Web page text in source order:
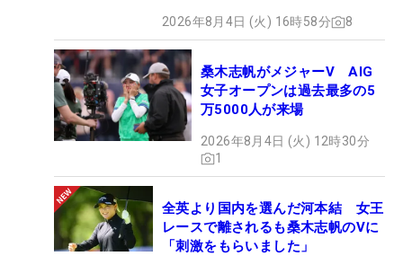
2026年8月4日 (火) 16時58分 8
桑木志帆がメジャーV AIG
女子オープンは過去最多の5
万5000人が来場
2026年8月4日 (火) 12時30分
1
全英より国内を選んだ河本結 女王
レースで離されるも桑木志帆のVに
「刺激をもらいました」